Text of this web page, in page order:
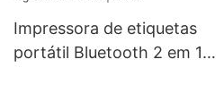
Impressora de etiquetas
portátil Bluetooth 2 em 1